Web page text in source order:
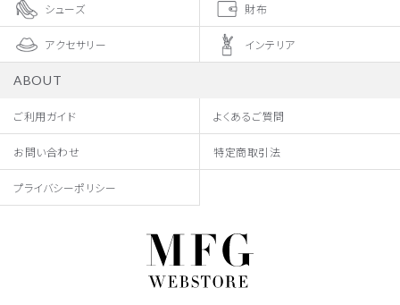
シューズ 財布
アクセサリー インテリア
ABOUT
ご利用ガイド よくあるご質問
お問い合わせ 特定商取引法
プライバシーポリシー